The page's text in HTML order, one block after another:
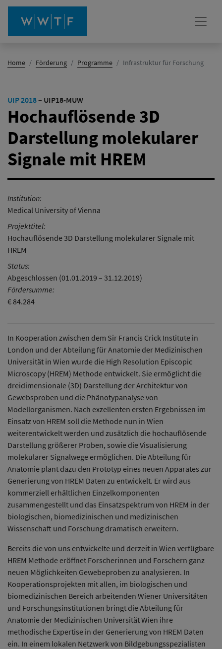
Home Förderung Programme Infrastruktur für Forschung(Aktiv)
UIP 2018– UIP18-MUW
Hochauflösende 3D
Darstellung molekularer
Signale mit HREM
Institution:
Medical University of Vienna
Projekttitel:
Hochauflösende 3D Darstellung molekularer Signale mit
HREM
Status:
Abgeschlossen (01.01.2019 – 31.12.2019)
Fördersumme:
€ 84.284
In Kooperation zwischen dem Sir Francis Crick Institute in
London und der Abteilung für Anatomie der Medizinischen
Universität in Wien wurde die High Resolution Episcopic
Microscopy (HREM) Methode entwickelt. Sie ermöglicht die
dreidimensionale (3D) Darstellung der Architektur von
Gewebsproben und die Phänotypanalyse von
Modellorganismen. Nach exzellenten ersten Ergebnissen im
Einsatz von HREM soll die Methode nun in Wien
weiterentwickelt werden und zusätzlich die hochauflösende
Darstellung größerer Proben, sowie die Visualisierung
molekularer Signalwege ermöglichen. Die Abteilung für
Anatomie plant dazu den Prototyp eines neuen Apparates zur
Generierung von HREM Daten zu entwickelt. Er wird aus
kommerziell erhältlichen Einzelkomponenten
zusammengestellt und das Einsatzspektrum von HREM in der
biologischen, biomedizinischen und medizinischen
Wissenschaft und Forschung dramatisch erweitern.
Bereits die von uns entwickelte und derzeit in Wien verfügbare
HREM Methode eröffnet Forscherinnen und Forschern ganz
neuen Möglichkeiten Gewebeproben zu analysieren. In
Kooperationsprojekten mit allen, im biologischen und
biomedizinischen Bereich arbeitenden Wiener Universitäten
und Forschungsinstitutionen bringt die Abteilung für
Anatomie der Medizinischen Universität Wien ihre
methodische Expertise in der Generierung von HREM Daten
ein. In einem lokalen Netzwerk von Bildgebungsspezialisten